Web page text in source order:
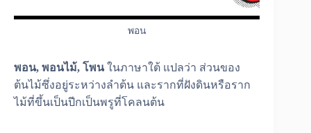
พอน
พอน, พอนไม้, โพนในภาษาใต้ แปลว่า ส่วนของ
ต้นไม้ซึ่งอยู่ระหว่างลำต้น และรากที่ฝังดินหรือราก
ไม้ที่ขึ้นเป็นปีกเป็นพรูที่โคลนต้น